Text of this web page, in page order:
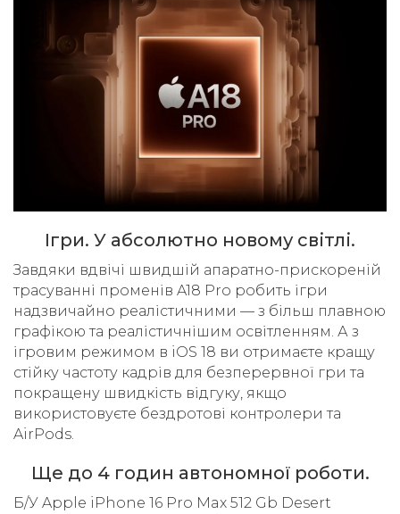
Ігри. У абсолютно новому світлі.
Завдяки вдвічі швидшій апаратно-прискореній
трасуванні променів A18 Pro робить ігри
надзвичайно реалістичними — з більш плавною
графікою та реалістичнішим освітленням. А з
ігровим режимом в iOS 18 ви отримаєте кращу
стійку частоту кадрів для безперервної гри та
покращену швидкість відгуку, якщо
використовуєте бездротові контролери та
AirPods.
Ще до 4 годин автономної роботи.
Б/У Apple iPhone 16 Pro Max 512 Gb Desert